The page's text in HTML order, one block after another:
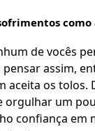
de vocês
assim,
aceita os tolos.
orgulhar um
confiança em